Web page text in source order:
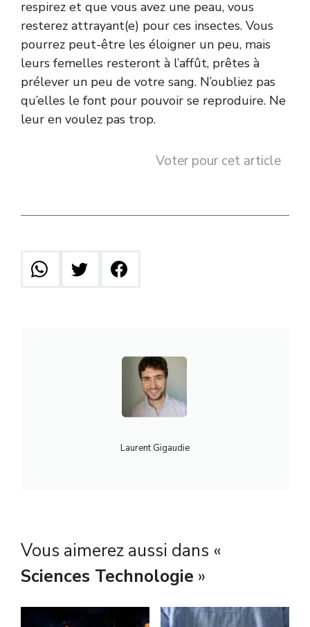
respirez et que vous avez une peau, vous
resterez attrayant(e) pour ces insectes. Vous
pourrez peut-être les éloigner un peu, mais
leurs femelles resteront à l’affût, prêtes à
prélever un peu de votre sang. N’oubliez pas
qu’elles le font pour pouvoir se reproduire. Ne
leur en voulez pas trop.
Voter pour cet article
Laurent Gigaudie
Vous aimerez aussi dans «
Sciences Technologie »